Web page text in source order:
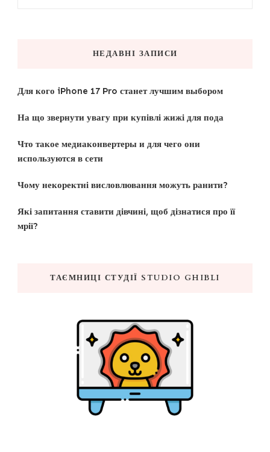
НЕДАВНІ ЗАПИСИ
Для кого iPhone 17 Pro станет лучшим выбором
На що звернути увагу при купівлі жижі для пода
Что такое медиаконвертеры и для чего они
используются в сети
Чому некоректні висловлювання можуть ранити?
Які запитання ставити дівчині, щоб дізнатися про її
мрії?
ТАЄМНИЦІ СТУДІЇ STUDIO GHIBLI